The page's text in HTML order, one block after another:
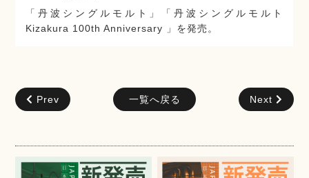
「丹波シングルモルト」「丹波シングルモルト
Kizakura 100th Anniversary 」を発売。
Prev 一覧へ戻る Next